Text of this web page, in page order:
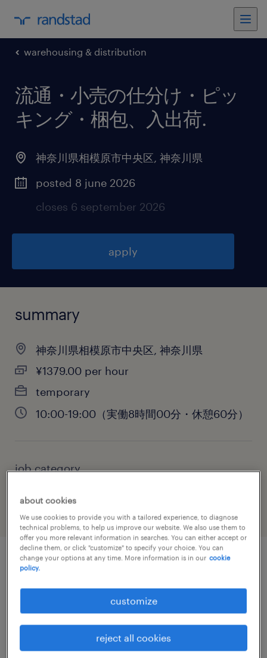
warehousing & distribution
流通・小売の仕分け・ピッ
キング・梱包、入出荷.
神奈川県相模原市中央区, 神奈川県
posted 8 june 2026
closes 6 september 2026
apply
summary
神奈川県相模原市中央区, 神奈川県
¥1379.00 per hour
temporary
10:00-19:00（実働8時間00分・休憩60分）
job category
job details
職種
仕分け・ピッキング・梱包、入出荷
about cookies
We use cookies to provide you with a tailored experience, to diagnose
technical problems, to help us improve our website. We also use them to
offer you more relevant information in searches. You can either accept or
decline them, or click "customize" to specify your choice. You can
change your options at any time. More information is in our cookie
policy.
customize
reject all cookies